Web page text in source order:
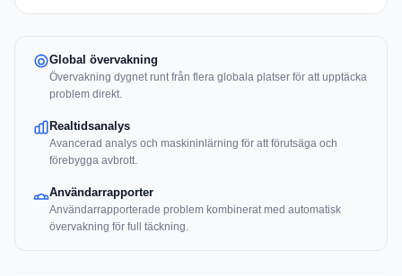
Global övervakning
Övervakning dygnet runt från flera globala platser för att upptäcka
problem direkt.
Realtidsanalys
Avancerad analys och maskininlärning för att förutsäga och
förebygga avbrott.
Användarrapporter
Användarrapporterade problem kombinerat med automatisk
övervakning för full täckning.